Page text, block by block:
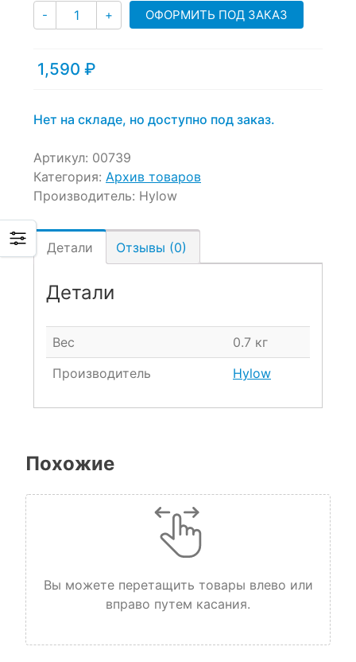
- Количество
+ ОФОРМИТЬ ПОД ЗАКАЗ
1,590 ₽
Нет на складе, но доступно под заказ.
Артикул: 00739
Категория: Архив товаров
Производитель: Hylow
Детали Отзывы (0)
Детали
Вес
0.7 кг
Производитель
Hylow
Похожие
Вы можете перетащить товары влево или
вправо путем касания.